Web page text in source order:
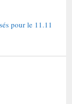
pour le 11.11